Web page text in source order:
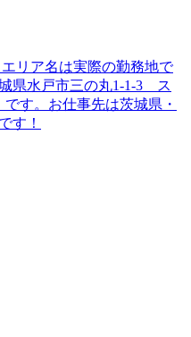
リア名は実際の勤務地で
県水戸市三の丸1-1-3 ス
す。お仕事先は茨城県・
す！